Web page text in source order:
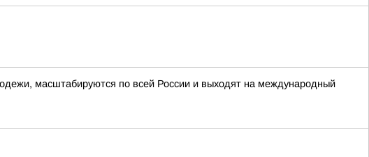
масштабируются по всей России и выходят на международный